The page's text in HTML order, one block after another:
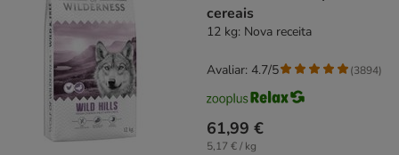
cereais
12 kg: Nova receita
61,99 €
5,17 € / kg
Avaliar: 4.7/5 (3894)